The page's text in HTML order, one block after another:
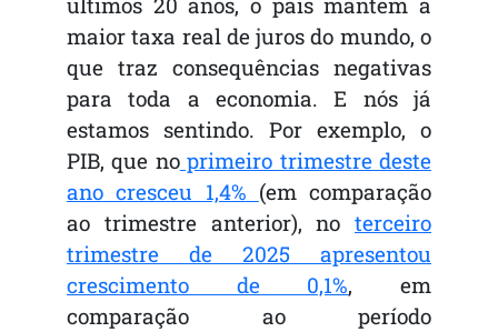
maior taxa real de juros do mundo, o
que traz consequências negativas
para toda a economia. E nós já
estamos sentindo. Por exemplo, o
PIB, que noprimeiro trimestre deste
ano cresceu 1,4% (em comparação
ao trimestre anterior), no terceiro
trimestre de 2025 apresentou
crescimento de 0,1%, em
comparação ao período